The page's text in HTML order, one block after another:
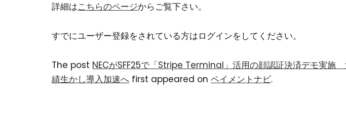
詳細はこちらのページからご覧下さい。
すでにユーザー登録をされている方はログインをしてください。
The post NECがSFF25で「Stripe Terminal」活用の顔認証決済デモ実施
績生かし導入加速へ first appeared on ペイメントナビ.